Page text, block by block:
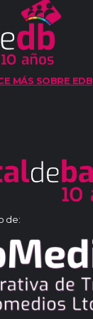
MÁS SOBRE EDB
de: